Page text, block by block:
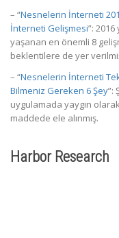
– “Nesnelerin İnterneti
İnterneti Gelişmesi”:
yaşanan en önemli 8
beklentilere de yer
– “Nesnelerin İnterneti
Bilmeniz Gereken 6 Şey”:
uygulamada yaygın
maddede ele alınmış.
Harbor Research